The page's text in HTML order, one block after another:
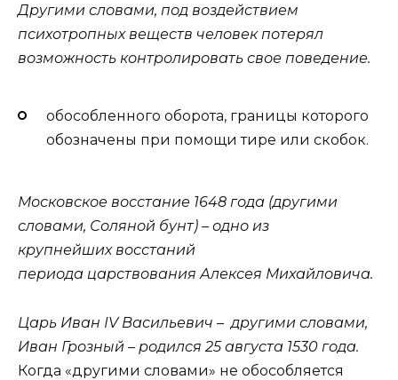
Другими словами, под воздействием
психотропных веществ человек потерял
возможность контролировать свое поведение.
обособленного оборота, границы которого
обозначены при помощи тире или скобок.
Московское восстание 1648 года (другими
словами, Соляной бунт) – одно из
крупнейших восстаний
периода царствования Алексея Михайловича.
Царь Иван IV Васильевич – другими словами,
Иван Грозный – родился 25 августа 1530 года.
Когда «другими словами» не обособляется